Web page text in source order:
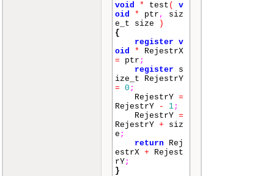
void
* test (
v
oid
* ptr ,
siz
e_t size
)
{
register v
oid
*
RejestrX
= ptr ;
register s
ize_t RejestrY
= 0 ;
RejestrY =
RejestrY
- 1;
RejestrY =
RejestrY + siz
e ;
return Rej
estrX + Rejest
rY;
}